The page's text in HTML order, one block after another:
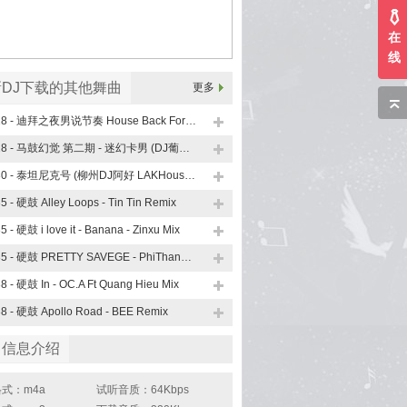
下载的其他舞曲 更多
128 - 迪拜之夜男说节奏 House Back Forth (Bootleg House Mix)
128 - 马鼓幻觉 第二期 - 迷幻卡男 (DJ葡萄子 FunkyHouse Mix)
130 - 泰坦尼克号 (柳州DJ阿好 LAKHouse Mix 越南鼓)
- 硬鼓 Alley Loops - Tin Tin Remix
- 硬鼓 i love it - Banana - Zinxu Mix
135 - 硬鼓 PRETTY SAVEGE - PhiThanh Ft. Pice Remix
- 硬鼓 In - OC.A Ft Quang Hieu Mix
- 硬鼓 Apollo Road - BEE Remix
息介绍
：m4a
试听音质：64Kbps
在
线